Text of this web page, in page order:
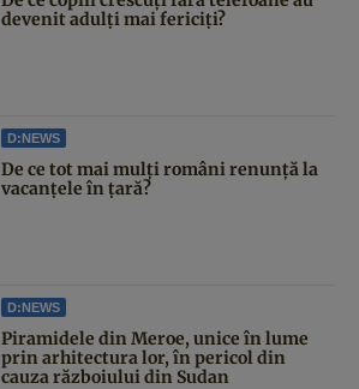
devenit adulți mai fericiți?
D:NEWS
De ce tot mai mulți români renunță la
vacanțele în țară?
D:NEWS
Piramidele din Meroe, unice în lume
prin arhitectura lor, în pericol din
cauza războiului din Sudan